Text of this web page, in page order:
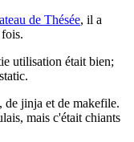
de Thésée, il a
utilisation était bien;
de jinja et de makefile.
mais c'était chiants